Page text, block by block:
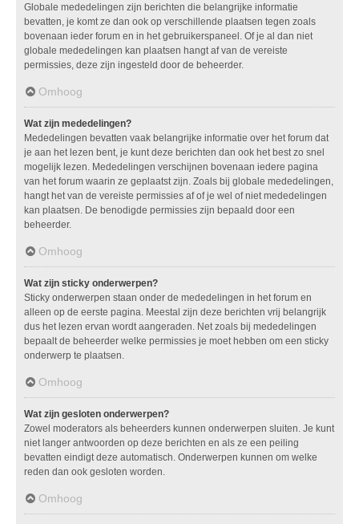
Globale mededelingen zijn berichten die belangrijke informatie
bevatten, je komt ze dan ook op verschillende plaatsen tegen zoals
bovenaan ieder forum en in het gebruikerspaneel. Of je al dan niet
globale mededelingen kan plaatsen hangt af van de vereiste
permissies, deze zijn ingesteld door de beheerder.
Omhoog
Wat zijn mededelingen?
Mededelingen bevatten vaak belangrijke informatie over het forum dat
je aan het lezen bent, je kunt deze berichten dan ook het best zo snel
mogelijk lezen. Mededelingen verschijnen bovenaan iedere pagina
van het forum waarin ze geplaatst zijn. Zoals bij globale mededelingen,
hangt het van de vereiste permissies af of je wel of niet mededelingen
kan plaatsen. De benodigde permissies zijn bepaald door een
beheerder.
Omhoog
Wat zijn sticky onderwerpen?
Sticky onderwerpen staan onder de mededelingen in het forum en
alleen op de eerste pagina. Meestal zijn deze berichten vrij belangrijk
dus het lezen ervan wordt aangeraden. Net zoals bij mededelingen
bepaalt de beheerder welke permissies je moet hebben om een sticky
onderwerp te plaatsen.
Omhoog
Wat zijn gesloten onderwerpen?
Zowel moderators als beheerders kunnen onderwerpen sluiten. Je kunt
niet langer antwoorden op deze berichten en als ze een peiling
bevatten eindigt deze automatisch. Onderwerpen kunnen om welke
reden dan ook gesloten worden.
Omhoog